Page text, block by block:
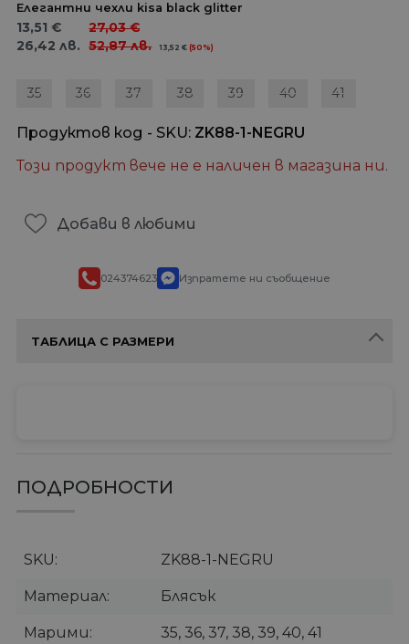
Елегантни чехли kisa black glitter
13,51 €
26,42 лв.
27,03€
52,87лв. 13,52€ (50%)
35 36 37 38 39 40 41
Продуктов код - SKU ZK88-1-NEGRU
Този продукт вече не е наличен в магазина ни.
Добави в любими
024374623 Изпратете ни съобщение
ТАБЛИЦА С РАЗМЕРИ
ПОДРОБНОСТИ
SKU ZK88-1-NEGRU
Материал Блясък
Марими 35, 36, 37, 38, 39, 40, 41